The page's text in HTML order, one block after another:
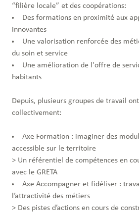
“filière locale” et des coopérations:
Des formations en proximité aux
innovantes
Une valorisation renforcée des
du soin et service
Une amélioration de l'offre de
habitants
Depuis, plusieurs groupes de travail
collectivement:
Axe Formation : imaginer des
accessible sur le territoire
> Un référentiel de compétences en
avec le GRETA
Axe Accompagner et fidéliser :
l’attractivité des métiers
> Des pistes d’actions en cours de